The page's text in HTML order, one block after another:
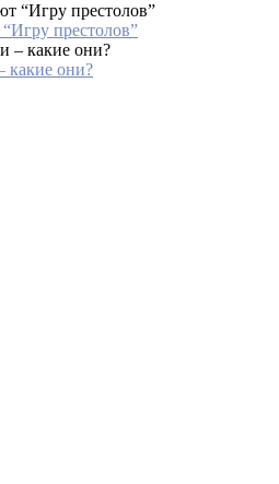
престолов”
они?